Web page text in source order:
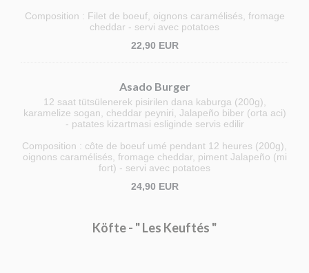
Composition : Filet de boeuf, oignons caramélisés, fromage
cheddar - servi avec potatoes
22,90 EUR
Asado Burger
12 saat tütsülenerek pisirilen dana kaburga (200g),
karamelize sogan, cheddar peyniri, Jalapeño biber (orta aci)
- patates kizartmasi esliginde servis edilir
Composition : côte de boeuf umé pendant 12 heures (200g),
oignons caramélisés, fromage cheddar, piment Jalapeño (mi
fort) - servi avec potatoes
24,90 EUR
Köfte - " Les Keuftés "